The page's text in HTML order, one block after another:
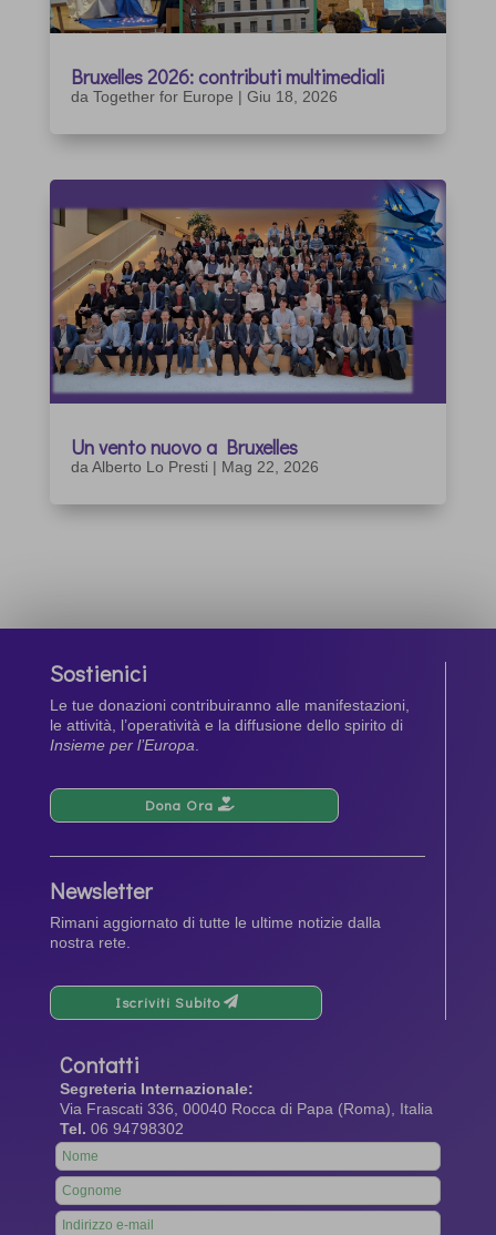
Bruxelles 2026: contributi multimediali
da Together for Europe | Giu 18, 2026
Un vento nuovo a Bruxelles
da Alberto Lo Presti | Mag 22, 2026
Sostienici
Le tue donazioni contribuiranno alle manifestazioni,
le attività, l’operatività e la diffusione dello spirito di
Insieme per l’Europa
Dona Ora
Newsletter
Rimani aggiornato di tutte le ultime notizie dalla
nostra rete.
Iscriviti Subito
Contatti
Segreteria Internazionale:
Via Frascati 336, 00040 Rocca di Papa (Roma), Italia
Tel. 06 94798302
Leave
this
field
blank